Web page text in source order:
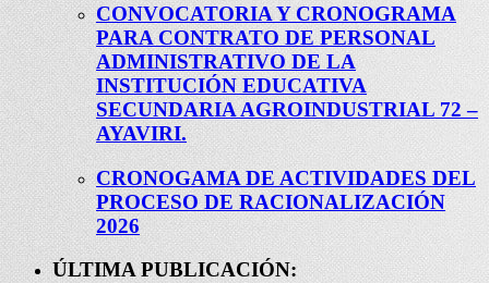
CONVOCATORIA Y CRONOGRAMA
PARA CONTRATO DE PERSONAL
ADMINISTRATIVO DE LA
INSTITUCIÓN EDUCATIVA
SECUNDARIA AGROINDUSTRIAL 72 –
AYAVIRI.
CRONOGAMA DE ACTIVIDADES DEL
PROCESO DE RACIONALIZACIÓN
2026
ÚLTIMA PUBLICACIÓN: